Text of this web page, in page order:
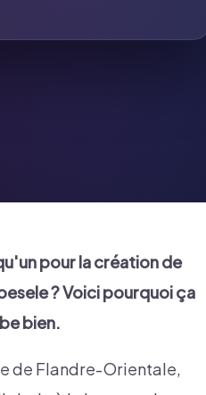
pour la création de
? Voici pourquoi ça
bien.
de Flandre-Orientale,